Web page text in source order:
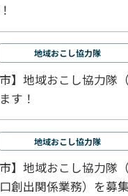
地域おこし協力隊
市】地域おこし協力隊
す！
地域おこし協力隊
市】地域おこし協力隊
創出関係業務）を募